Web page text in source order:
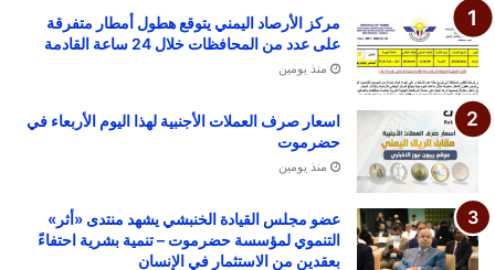
مركز الأرصاد اليمني يتوقع هطول أمطار متفرقة
على عدد من المحافظات خلال 24 ساعة القادمة
منذ يومين
اسعار صرف العملات الأجنبية لهذا اليوم الأربعاء في
حضرموت
منذ يومين
عضو مجلس القيادة الخنبشي يشهد منتدى «أثر»
التنموي لمؤسسة حضرموت – تنمية بشرية احتفاءً
بعقدين من الاستثمار في الإنسان